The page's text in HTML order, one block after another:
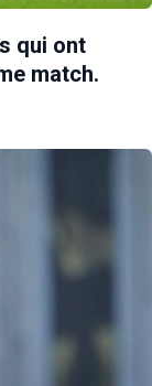
qui ont
match.